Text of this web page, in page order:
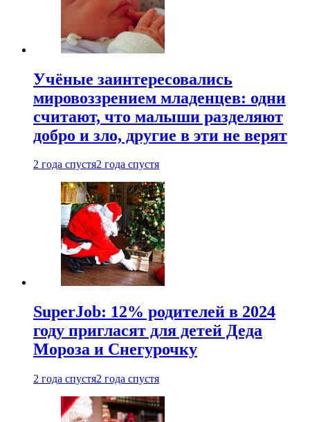
Учёные заинтересовались
мировоззрением младенцев: одни
считают, что малыши разделяют
добро и зло, другие в эти не верят
2 года спустя2 года спустя
SuperJob: 12% родителей в 2024
году пригласят для детей Деда
Мороза и Снегурочку
2 года спустя2 года спустя